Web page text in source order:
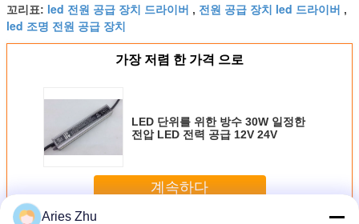
꼬리표: led 전원 공급 장치 드라이버 , 전원 공급 장치 led 드라이버 ,
led 조명 전원 공급 장치
가장 저렴 한 가격 으로
LED 단위를 위한 방수 30W 일정한
전압 LED 전력 공급 12V 24V
계속하다
Aries Zhu